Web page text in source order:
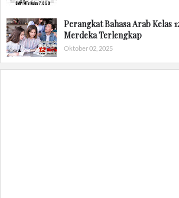
Perangkat Bahasa Arab Kelas
Merdeka Terlengkap
Oktober 02, 2025